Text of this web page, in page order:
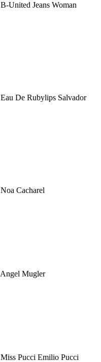
B-United Jeans Woman
Eau De Rubylips Salvador
Noa Cacharel
Angel Mugler
Miss Pucci Emilio Pucci